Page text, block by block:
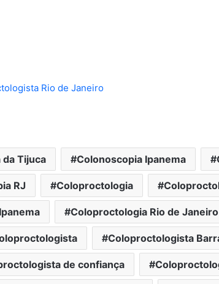
Rio de Janeiro
Tijuca Colonoscopia Ipanema
RJ Coloproctologia
Coloproctologia Rio de Janeiro
Coloproctologista
de confiança